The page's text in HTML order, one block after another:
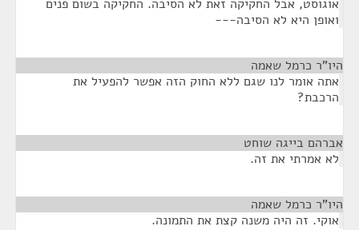
אוגוסט, אבל החקיקה זאת לא הסיבה. החקיקה בשום פנים
ואופן היא לא הסיבה---
היו"ר כרמל שאמה
אתה אומר לנו שגם ללא החוק הזה אפשר להפעיל את
הרכבת?
אברהם בייגה שוחט
לא אמרתי את זה.
היו"ר כרמל שאמה
אוקי. זה היה משנה קצת את התמונה.